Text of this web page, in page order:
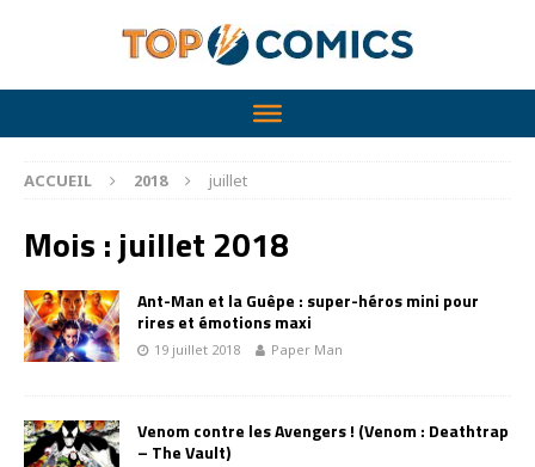
ACCUEIL 2018 juillet
Mois :juillet 2018
Ant-Man et la Guêpe : super-héros mini pour
rires et émotions maxi
19 juillet 2018 Paper Man
Venom contre les Avengers ! (Venom : Deathtrap
– The Vault)